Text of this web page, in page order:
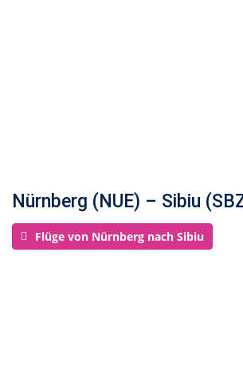
Nürnberg (NUE) – Sibiu
Flüge von Nürnberg nach Sibiu